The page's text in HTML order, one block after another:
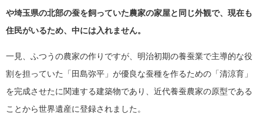
や埼玉県の北部の蚕を飼っていた農家の家屋と同じ外観で、現在も
住民がいるため、中には入れません。
一見、ふつうの農家の作りですが、明治初期の養蚕業で主導的な役
割を担っていた「田島弥平」が優良な蚕種を作るための「清涼育」
を完成させたに関連する建築物であり、近代養蚕農家の原型である
ことから世界遺産に登録されました。